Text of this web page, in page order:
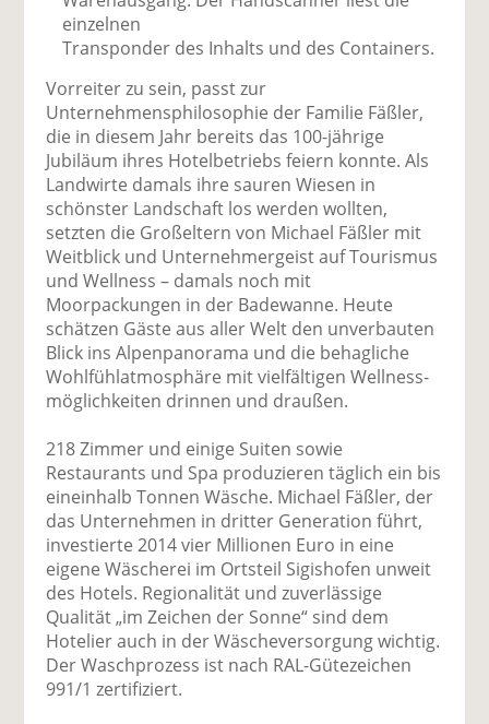
einzelnen
Transponder des Inhalts und des Containers.
Vorreiter zu sein, passt zur
Unternehmensphilosophie der Familie Fäßler,
die in diesem Jahr bereits das 100-jährige
Jubiläum ihres Hotelbetriebs feiern konnte. Als
Landwirte damals ihre sauren Wiesen in
schönster Landschaft los werden wollten,
setzten die Großeltern von Michael Fäßler mit
Weitblick und Unternehmergeist auf Tourismus
und Wellness – damals noch mit
Moorpackungen in der Badewanne. Heute
schätzen Gäste aus aller Welt den unverbauten
Blick ins Alpenpanorama und die behagliche
Wohlfühl­atmosphäre mit vielfältigen Wellness­
möglichkeiten drinnen und draußen.
218 Zimmer und einige Suiten sowie
Restaurants und Spa produzieren täglich ein bis
eineinhalb Tonnen Wäsche. Michael Fäßler, der
das Unternehmen in dritter Generation führt,
investierte 2014 vier Millionen Euro in eine
eigene Wäscherei im Ortsteil Sigishofen unweit
des Hotels. Regionalität und zuverlässige
Qualität „im Zeichen der Sonne“ sind dem
Hotelier auch in der Wäscheversorgung wichtig.
Der Waschprozess ist nach RAL-Gütezeichen
991/1 zertifiziert.